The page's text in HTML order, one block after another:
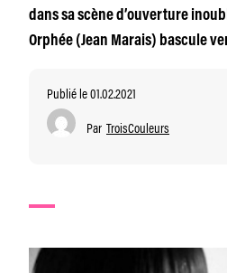
dans sa scène d’ouverture
Orphée (Jean Marais) bascule
Publié le 01.02.2021
Par TroisCouleurs